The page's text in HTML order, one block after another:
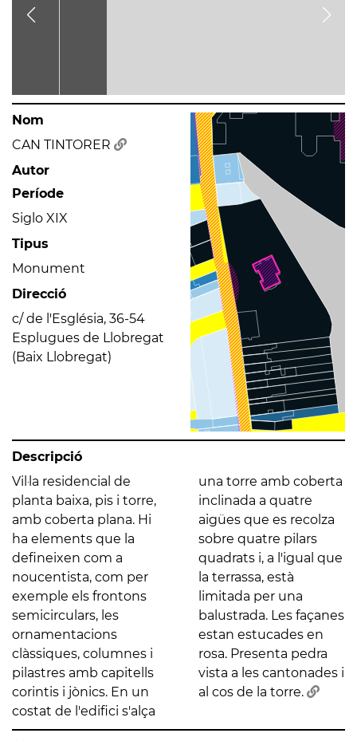
Nom
CAN TINTORER
Autor
Període
Siglo XIX
Tipus
Monument
Direcció
c/ de l'Església, 36-54
Esplugues de Llobregat
(Baix Llobregat)
Descripció
Vil·la residencial de
planta baixa, pis i torre,
amb coberta plana. Hi
ha elements que la
defineixen com a
noucentista, com per
exemple els frontons
semicirculars, les
ornamentacions
clàssiques, columnes i
pilastres amb capitells
corintis i jònics. En un
costat de l'edifici s'alça
una torre amb coberta
inclinada a quatre
aigües que es recolza
sobre quatre pilars
quadrats i, a l'igual que
la terrassa, està
limitada per una
balustrada. Les façanes
estan estucades en
rosa. Presenta pedra
vista a les cantonades i
al cos de la torre.